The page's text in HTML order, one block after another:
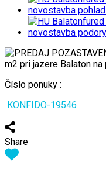
Číslo ponuky :
KONFIDO-19546
Share